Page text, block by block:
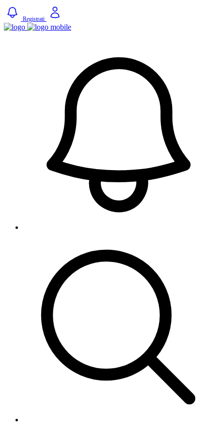
Registrati